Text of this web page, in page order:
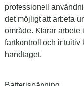
professionell
det möjligt att arbeta
område. Klarar arbete
fartkontroll och intuitiv
handtaget.